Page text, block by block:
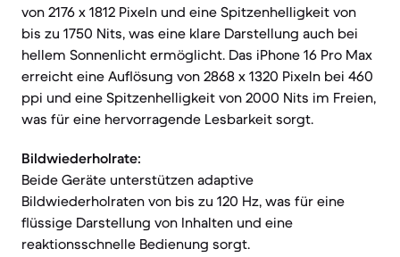
von 2176 x 1812 Pixeln und eine Spitzenhelligkeit von
bis zu 1750 Nits, was eine klare Darstellung auch bei
hellem Sonnenlicht ermöglicht. Das iPhone 16 Pro Max
erreicht eine Auflösung von 2868 x 1320 Pixeln bei 460
ppi und eine Spitzenhelligkeit von 2000 Nits im Freien,
was für eine hervorragende Lesbarkeit sorgt.
Bildwiederholrate:
Beide Geräte unterstützen adaptive
Bildwiederholraten von bis zu 120 Hz, was für eine
flüssige Darstellung von Inhalten und eine
reaktionsschnelle Bedienung sorgt.